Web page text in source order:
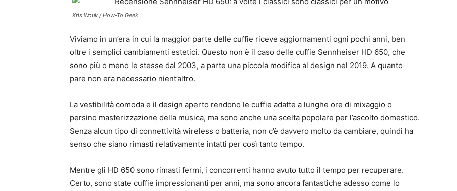
Kris Wouk / How-To Geek
Viviamo in un’era in cui la maggior parte delle cuffie riceve aggiornamenti ogni pochi anni, ben
oltre i semplici cambiamenti estetici. Questo non è il caso delle cuffie Sennheiser HD 650, che
sono più o meno le stesse dal 2003, a parte una piccola modifica al design nel 2019. A quanto
pare non era necessario nient’altro.
La vestibilità comoda e il design aperto rendono le cuffie adatte a lunghe ore di mixaggio o
persino masterizzazione della musica, ma sono anche una scelta popolare per l’ascolto domestico.
Senza alcun tipo di connettività wireless o batteria, non c’è davvero molto da cambiare, quindi ha
senso che siano rimasti relativamente intatti per così tanto tempo.
Mentre gli HD 650 sono rimasti fermi, i concorrenti hanno avuto tutto il tempo per recuperare.
Certo, sono state cuffie impressionanti per anni, ma sono ancora fantastiche adesso come lo